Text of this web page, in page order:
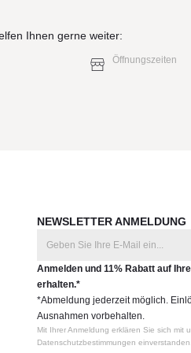
Ihnen gerne weiter:
Öffnungszeiten
NEWSLETTER ANMELDUNG
Anmelden und 11% Rabatt auf
erhalten.*
*Abmeldung jederzeit möglich.
Ausnahmen vorbehalten.
Mit Ihrer Anmeldung erklären Sie sich mit
Datenschutzbestimmungen einverstanden.